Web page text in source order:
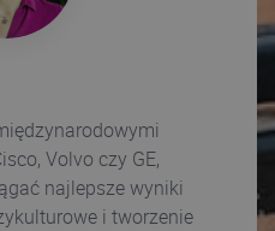
Volvo czy GE,
najlepsze wyniki
i tworzenie